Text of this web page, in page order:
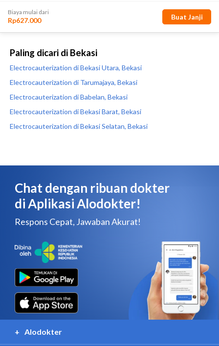
Paling dicari di Bekasi
Electrocauterization di Bekasi Utara, Bekasi
Electrocauterization di Tarumajaya, Bekasi
Electrocauterization di Babelan, Bekasi
Electrocauterization di Bekasi Barat, Bekasi
Electrocauterization di Bekasi Selatan, Bekasi